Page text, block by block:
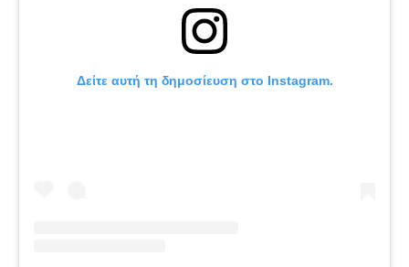
Δείτε αυτή τη δημοσίευση στο Instagram.